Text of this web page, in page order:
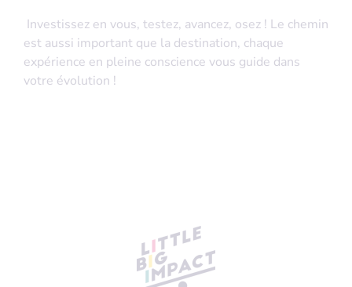
Investissez en vous, testez, avancez, osez ! Le chemin
est aussi important que la destination, chaque
expérience en pleine conscience vous guide dans
votre évolution !